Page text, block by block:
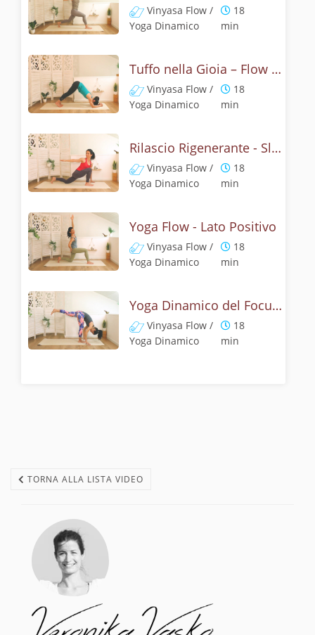
Vinyasa Flow /
Yoga Dinamico
18
min
Tuffo nella Gioia – Flow del Delfino
Vinyasa Flow /
Yoga Dinamico
18
min
Rilascio Rigenerante - Slow Flow
Vinyasa Flow /
Yoga Dinamico
18
min
Yoga Flow - Lato Positivo
Vinyasa Flow /
Yoga Dinamico
18
min
Yoga Dinamico del Focus Felice
Vinyasa Flow /
Yoga Dinamico
18
min
TORNA ALLA LISTA VIDEO